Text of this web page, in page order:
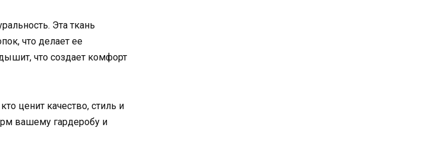
Эта ткань
что делает ее
что создает комфорт
ценит качество, стиль и
вашему гардеробу и